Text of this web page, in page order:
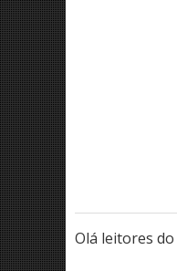
Olá leitores do